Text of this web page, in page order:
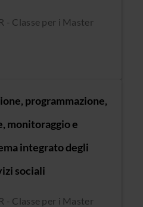
- Classe per i Master
programmazione,
monitoraggio e
integrato degli
sociali
- Classe per i Master